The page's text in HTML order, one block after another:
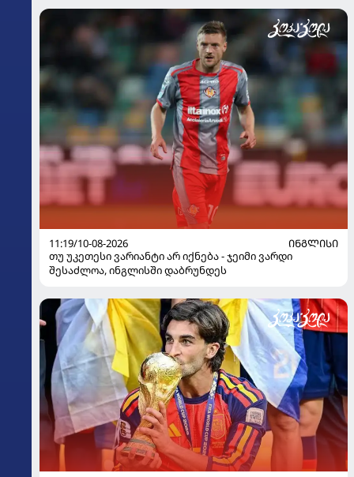
11:19/10-08-2026
ᲘᲜᲒᲚᲘᲡᲘ
თუ უკეთესი ვარიანტი არ იქნება - ჯეიმი ვარდი
შესაძლოა, ინგლისში დაბრუნდეს